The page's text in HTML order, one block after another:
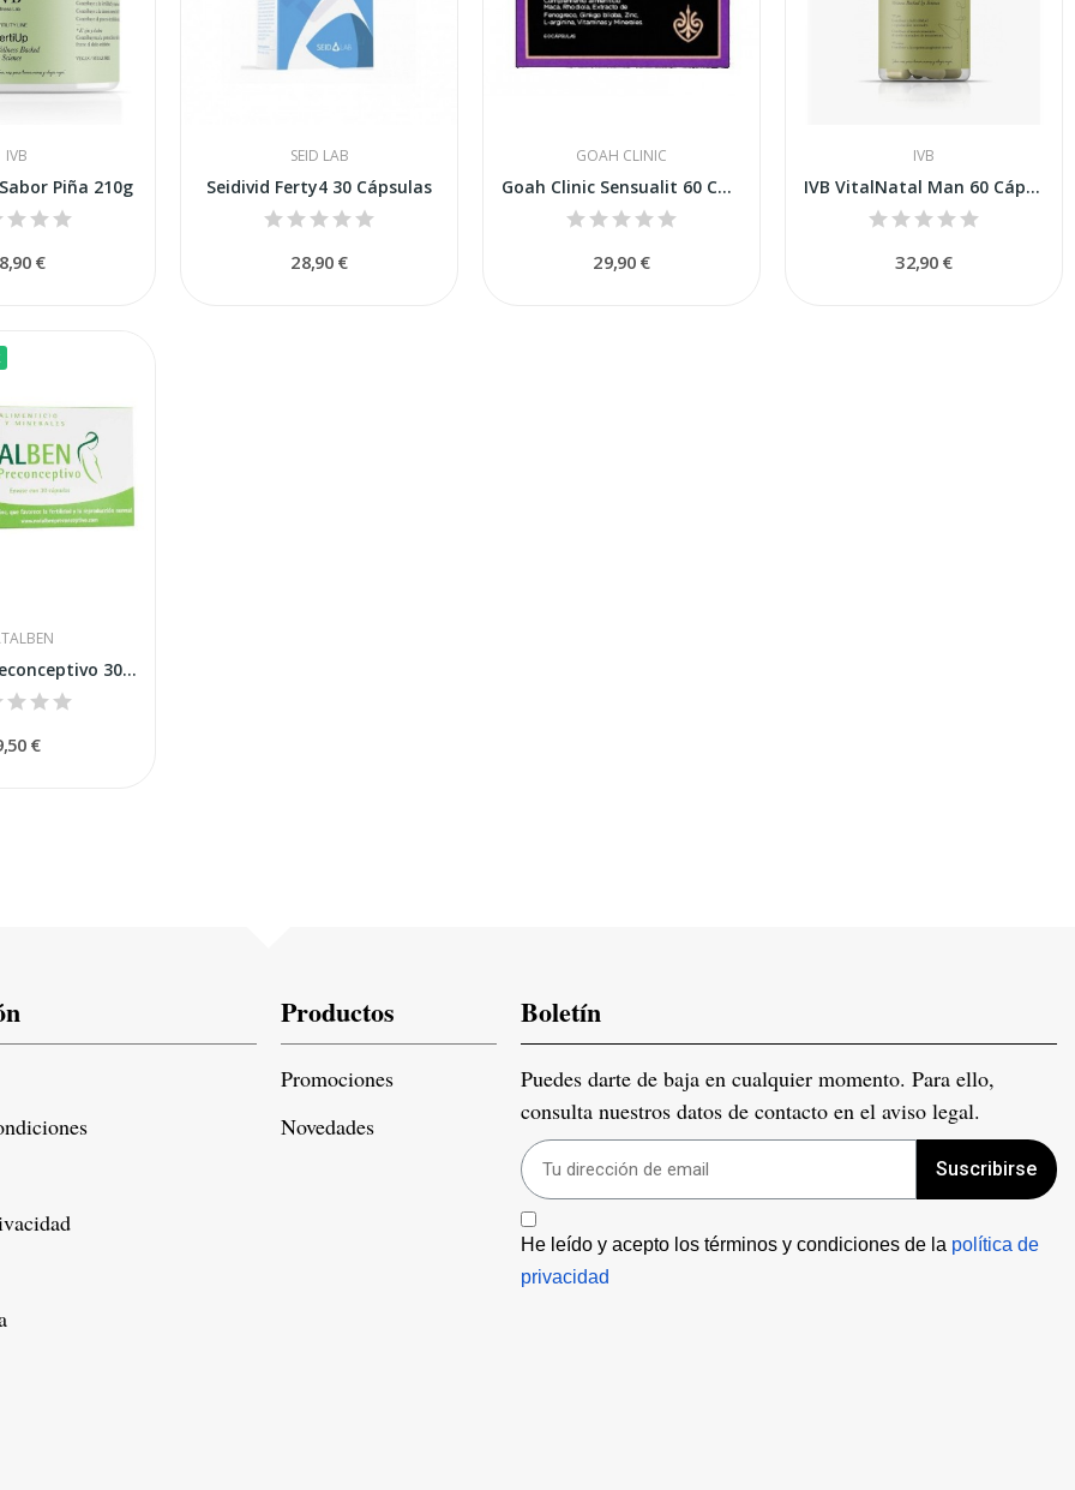
IVB
Piña 210g
€
SEID LAB
Seidivid Ferty4 30 Cápsulas
28,90 €
GOAH CLINIC
Goah Clinic Sensualit 60 Cápsulas
29,90 €
IVB
IVB VitalNatal Man 60 Cápsulas
32,90 €
Natalben Preconceptivo 30 Cápsulas
€
Productos
Promociones
Novedades
Boletín
Puedes darte de baja en cualquier momento. Para ello,
consulta nuestros datos de contacto en el aviso legal.
Suscribirse
He leído y acepto los términos y condiciones de la política de
privacidad